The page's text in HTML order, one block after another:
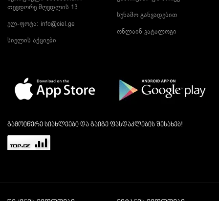
თევდორე მღვდლის 13
ელ-ფოტა: info@ciel.ge
სიელის აქციები
სუნამო განვადებით
ონლაინ კატალოგი
გამოიწერე სიახლეები და გაიგე ფასდაკლების შესახებ!